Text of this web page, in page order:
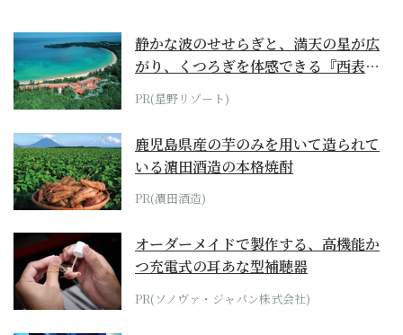
静かな波のせせらぎと、満天の星が広
がり、くつろぎを体感できる『西表島
ホテル by...
PR(星野リゾート)
鹿児島県産の芋のみを用いて造られて
いる濵田酒造の本格焼酎
PR(濵田酒造)
オーダーメイドで製作する、高機能か
つ充電式の耳あな型補聴器
PR(ソノヴァ・ジャパン株式会社)